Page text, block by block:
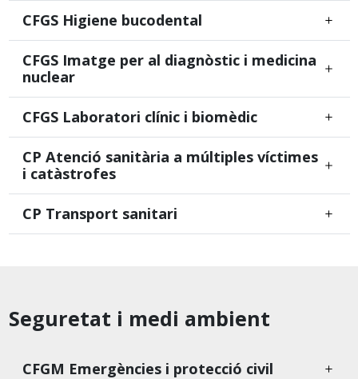
CFGS Higiene bucodental
CFGS Imatge per al diagnòstic i medicina
nuclear
CFGS Laboratori clínic i biomèdic
CP Atenció sanitària a múltiples víctimes
i catàstrofes
CP Transport sanitari
Seguretat i medi ambient
CFGM Emergències i protecció civil